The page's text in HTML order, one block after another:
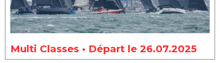
Multi Classes • Départ le 26.07.2025